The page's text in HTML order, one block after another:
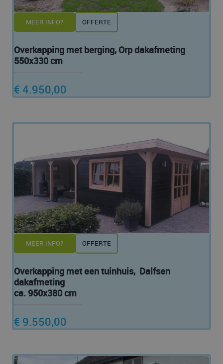
MEER INFO? OFFERTE
Overkapping met berging, Orp dakafmeting
550x330 cm
€ 4.950,00
MEER INFO? OFFERTE
Overkapping met een tuinhuis, Dalfsen
dakafmeting
ca. 950x380 cm
€ 9.550,00